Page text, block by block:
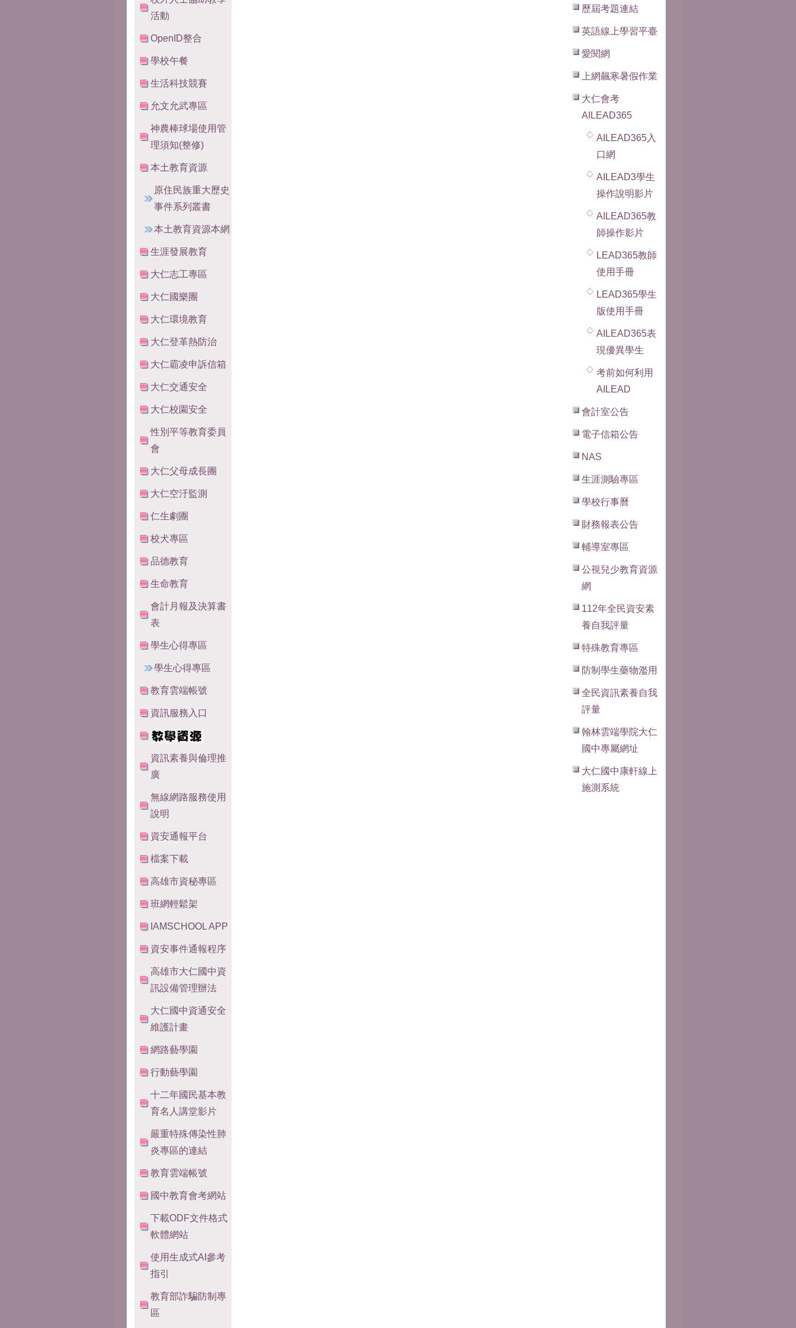
活動
OpenID整合
學校午餐
生活科技競賽
允文允武專區
神農棒球場使用管
理須知(整修)
本土教育資源
原住民族重大歷史
事件系列叢書
本土教育資源本網
生涯發展教育
大仁志工專區
大仁國樂團
大仁環境教育
大仁登革熱防治
大仁霸凌申訴信箱
大仁交通安全
大仁校園安全
性別平等教育委員
會
大仁父母成長團
大仁空汙監測
仁生劇團
校犬專區
品德教育
生命教育
會計月報及決算書
表
學生心得專區
學生心得專區
教育雲端帳號
資訊服務入口
資訊素養與倫理推
廣
無線網路服務使用
說明
資安通報平台
檔案下載
高雄市資秘專區
班網輕鬆架
IAMSCHOOL APP
資安事件通報程序
高雄市大仁國中資
訊設備管理辦法
大仁國中資通安全
維護計畫
網路藝學園
行動藝學園
十二年國民基本教
育名人講堂影片
嚴重特殊傳染性肺
炎專區的連結
教育雲端帳號
國中教育會考網站
下載ODF文件格式
軟體網站
使用生成式AI參考
指引
教育部詐騙防制專
區
歷屆考題連結
英語線上學習平臺
愛閱網
上網飆寒暑假作業
大仁會考
AILEAD365
AILEAD365入
口網
AILEAD3學生
操作說明影片
AILEAD365教
師操作影片
LEAD365教師
使用手冊
LEAD365學生
版使用手冊
AILEAD365表
現優異學生
考前如何利用
AILEAD
會計室公告
電子信箱公告
NAS
生涯測驗專區
學校行事曆
財務報表公告
輔導室專區
公視兒少教育資源
網
112年全民資安素
養自我評量
特殊教育專區
防制學生藥物濫用
全民資訊素養自我
評量
翰林雲端學院大仁
國中專屬網址
大仁國中康軒線上
施測系統